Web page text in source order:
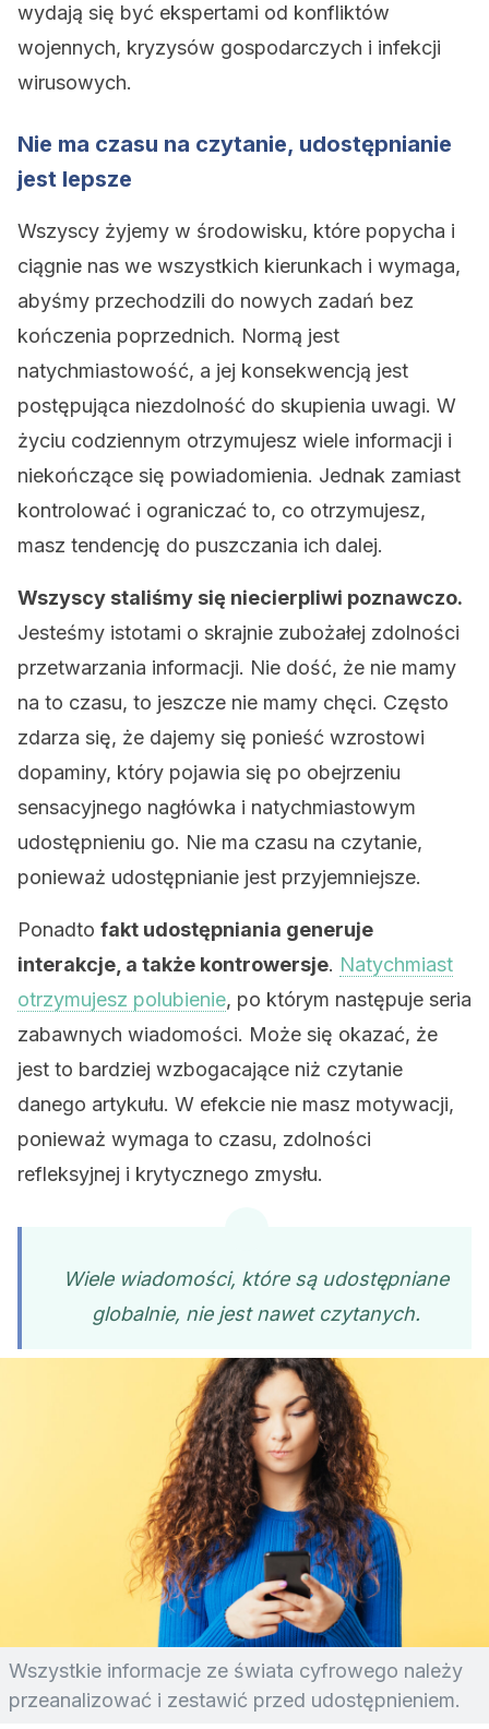
wydają się być ekspertami od konfliktów
wojennych, kryzysów gospodarczych i infekcji
wirusowych.
Nie ma czasu na czytanie, udostępnianie
jest lepsze
Wszyscy żyjemy w środowisku, które popycha i
ciągnie nas we wszystkich kierunkach i wymaga,
abyśmy przechodzili do nowych zadań bez
kończenia poprzednich. Normą jest
natychmiastowość, a jej konsekwencją jest
postępująca niezdolność do skupienia uwagi. W
życiu codziennym otrzymujesz wiele informacji i
niekończące się powiadomienia. Jednak zamiast
kontrolować i ograniczać to, co otrzymujesz,
masz tendencję do puszczania ich dalej.
Wszyscy staliśmy się niecierpliwi poznawczo.
Jesteśmy istotami o skrajnie zubożałej zdolności
przetwarzania informacji. Nie dość, że nie mamy
na to czasu, to jeszcze nie mamy chęci. Często
zdarza się, że dajemy się ponieść wzrostowi
dopaminy, który pojawia się po obejrzeniu
sensacyjnego nagłówka i natychmiastowym
udostępnieniu go. Nie ma czasu na czytanie,
ponieważ udostępnianie jest przyjemniejsze.
Ponadto fakt udostępniania generuje
interakcje, a także kontrowersje. Natychmiast
otrzymujesz polubienie, po którym następuje seria
zabawnych wiadomości. Może się okazać, że
jest to bardziej wzbogacające niż czytanie
danego artykułu. W efekcie nie masz motywacji,
ponieważ wymaga to czasu, zdolności
refleksyjnej i krytycznego zmysłu.
Wiele wiadomości, które są udostępniane
globalnie, nie jest nawet czytanych.
Wszystkie informacje ze świata cyfrowego należy
przeanalizować i zestawić przed udostępnieniem.